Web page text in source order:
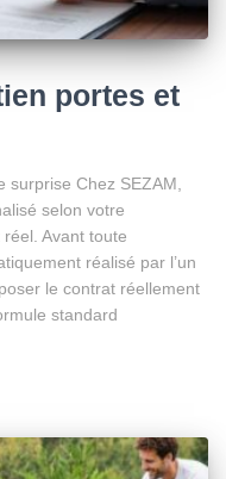
portes et
Chez SEZAM,
selon votre
Avant toute
réalisé par l’un
le contrat réellement
standard